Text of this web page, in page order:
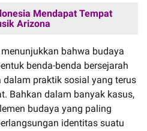
Mendapat Tempat
Arizona
bahwa budaya
benda-benda bersejarah
dalam praktik sosial yang terus
Bahkan dalam banyak kasus,
budaya yang paling
identitas suatu